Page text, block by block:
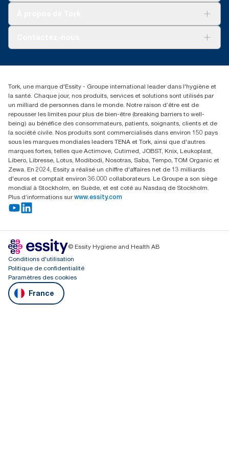
01 85 07 92 00
Tork, une marque d'Essity - Groupe international leader dans l'hygiène et
la santé. Chaque jour, nos produits, services et solutions sont utilisés par
un milliard de personnes dans le monde. Notre raison d’être est de
repousser les limites pour plus de bien-être (breaking barriers to well-
being) au bénéfice des consommateurs, patients, soignants, clients et de
la société civile. Nos produits sont commercialisés dans environ 150 pays
sous les marques mondiales leaders TENA et Tork, ainsi que d'autres
marques fortes, telles que Actimove, Cutimed, JOBST, Knix, Leukoplast,
Libero, Libresse, Lotus, Modibodi, Nosotras, Saba, Tempo, TOM Organic et
Zewa. En 2024, Essity a réalisé un chiffre d'affaires net de 13 milliards
d'euros et comptait environ 36.000 collaborateurs. Le Groupe a son siège
mondial à Stockholm, en Suède, et est coté au Nasdaq de Stockholm.
Plus d’informations sur www.essity.com
© Essity Hygiene and Health AB
Conditions d'utilisation
Politique de confidentialité
Paramètres des cookies
France